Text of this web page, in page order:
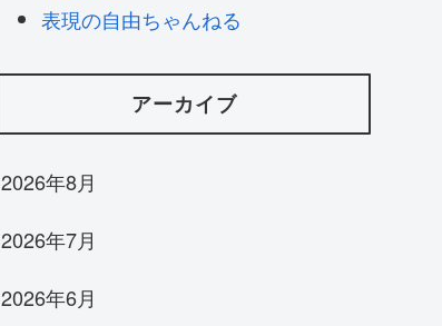
表現の自由ちゃんねる
アーカイブ
2026年8月
2026年7月
2026年6月